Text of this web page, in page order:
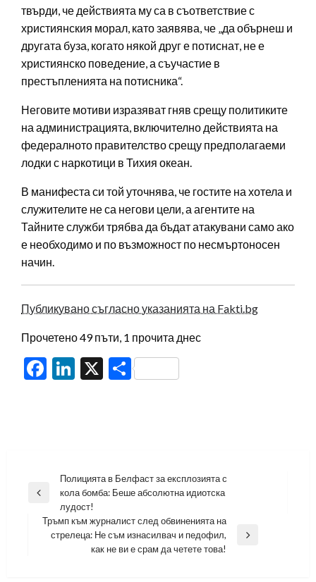
твърди, че действията му са в съответствие с
християнския морал, като заявява, че „да обърнеш и
другата буза, когато някой друг е потиснат, не е
християнско поведение, а съучастие в
престъпленията на потисника“.
Неговите мотиви изразяват гняв срещу политиките
на администрацията, включително действията на
федералното правителство срещу предполагаеми
лодки с наркотици в Тихия океан.
В манифеста си той уточнява, че гостите на хотела и
служителите не са негови цели, а агентите на
Тайните служби трябва да бъдат атакувани само ако
е необходимо и по възможност по несмъртоносен
начин.
Публикувано съгласно указанията на Fakti.bg
Прочетено 49 пъти, 1 прочита днес
Facebook
LinkedIn
X Share
Навигация
Previous
Полицията в Белфаст за експлозията с
кола бомба: Беше абсолютна идиотска
лудост!
Next
Тръмп към журналист след обвиненията на
стрелеца: Не съм изнасилвач и педофил,
как не ви е срам да четете това!